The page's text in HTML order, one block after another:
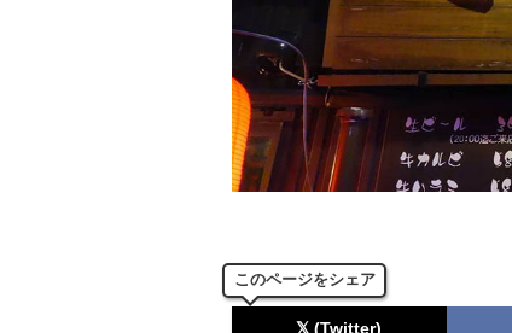
このページをシェア
𝕏 (Twitter)